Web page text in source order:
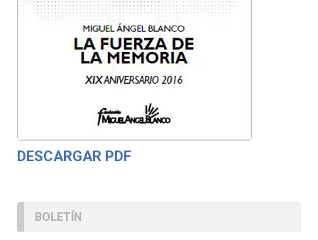
DESCARGAR PDF
BOLETÍN